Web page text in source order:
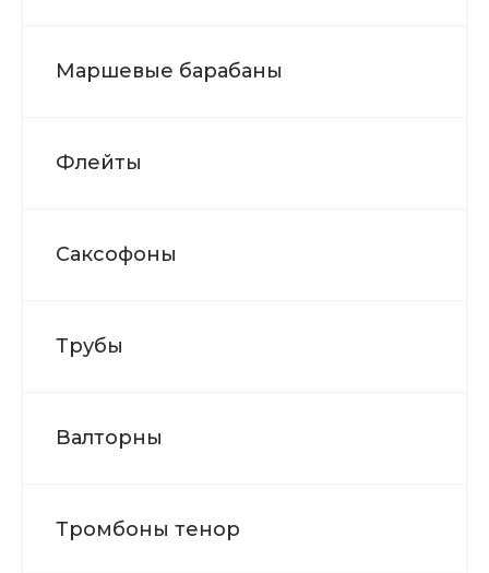
Маршевые барабаны
Флейты
Саксофоны
Трубы
Валторны
Тромбоны тенор